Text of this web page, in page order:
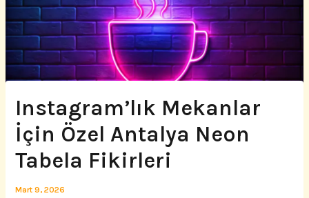
Instagram’lık Mekanlar
İçin Özel Antalya Neon
Tabela Fikirleri
Mart 9, 2026